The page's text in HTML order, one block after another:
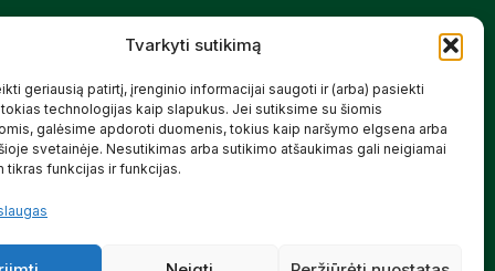
Tvarkyti sutikimą
geriausią patirtį, įrenginio informacijai saugoti ir (arba) pasiekti
technologijas kaip slapukus. Jei sutiksime su šiomis
galėsime apdoroti duomenis, tokius kaip naršymo elgsena arba
svetainėje. Nesutikimas arba sutikimo atšaukimas gali neigiamai
tikras funkcijas ir funkcijas.
apie šeimą, jaukius namus ir harmoningą
draugiškos tiek Jums, tiek gamtai.
SKAITYTI DAUGIAU